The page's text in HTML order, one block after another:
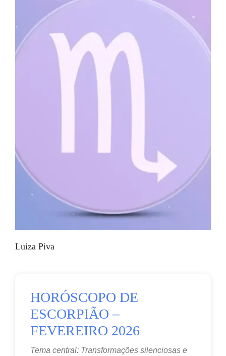
Luiza Piva
HORÓSCOPO DE
ESCORPIÃO –
FEVEREIRO 2026
Tema central: Transformações silenciosas e